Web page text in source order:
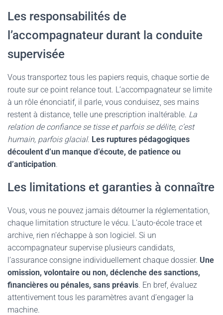
Les responsabilités de
l’accompagnateur durant la conduite
supervisée
Vous transportez tous les papiers requis, chaque sortie de
route sur ce point relance tout. L’accompagnateur se limite
à un rôle énonciatif, il parle, vous conduisez, ses mains
restent à distance, telle une prescription inaltérable. La
relation de confiance se tisse et parfois se délite, c’est
humain, parfois glacial. Les ruptures pédagogiques
découlent d’un manque d’écoute, de patience ou
d’anticipation.
Les limitations et garanties à connaître
Vous, vous ne pouvez jamais détourner la réglementation,
chaque limitation structure le vécu. L’auto-école trace et
archive, rien n’échappe à son logiciel. Si un
accompagnateur supervise plusieurs candidats,
l’assurance consigne individuellement chaque dossier. Une
omission, volontaire ou non, déclenche des sanctions,
financières ou pénales, sans préavis. En bref, évaluez
attentivement tous les paramètres avant d’engager la
machine.